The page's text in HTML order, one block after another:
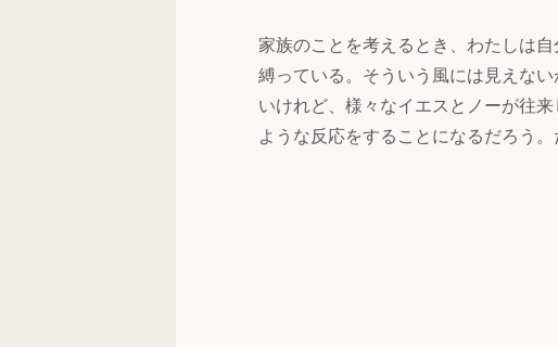
家族のことを考えるとき、わたしは
縛っている。そういう風には見えな
いけれど、様々なイエスとノーが往
ような反応をすることになるだろう